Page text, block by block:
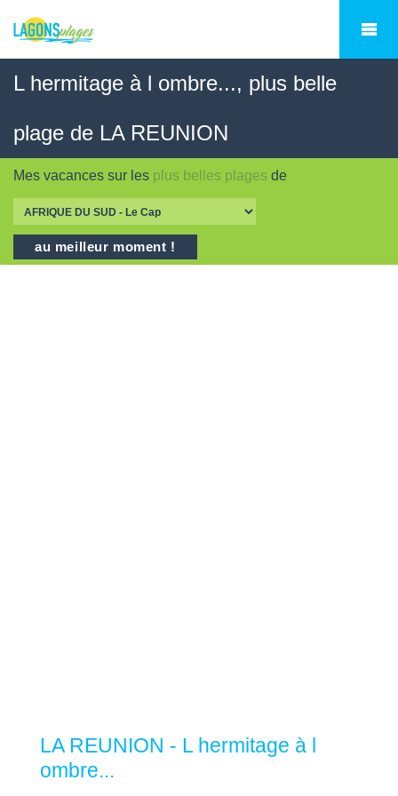
L hermitage à l ombre..., plus belle
plage de LA REUNION
Mes vacances sur les plus belles plages de
au meilleur moment !
LA REUNION - L hermitage à l
ombre...